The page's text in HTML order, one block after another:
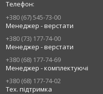
+380 (67) 545-73-00
Менеджер - верстати
+380 (73) 177-74-00
Менеджер - верстати
+380 (68) 177-74-69
Менеджер - комплектуючі
+380 (68) 177-74-02
Тех. підтримка